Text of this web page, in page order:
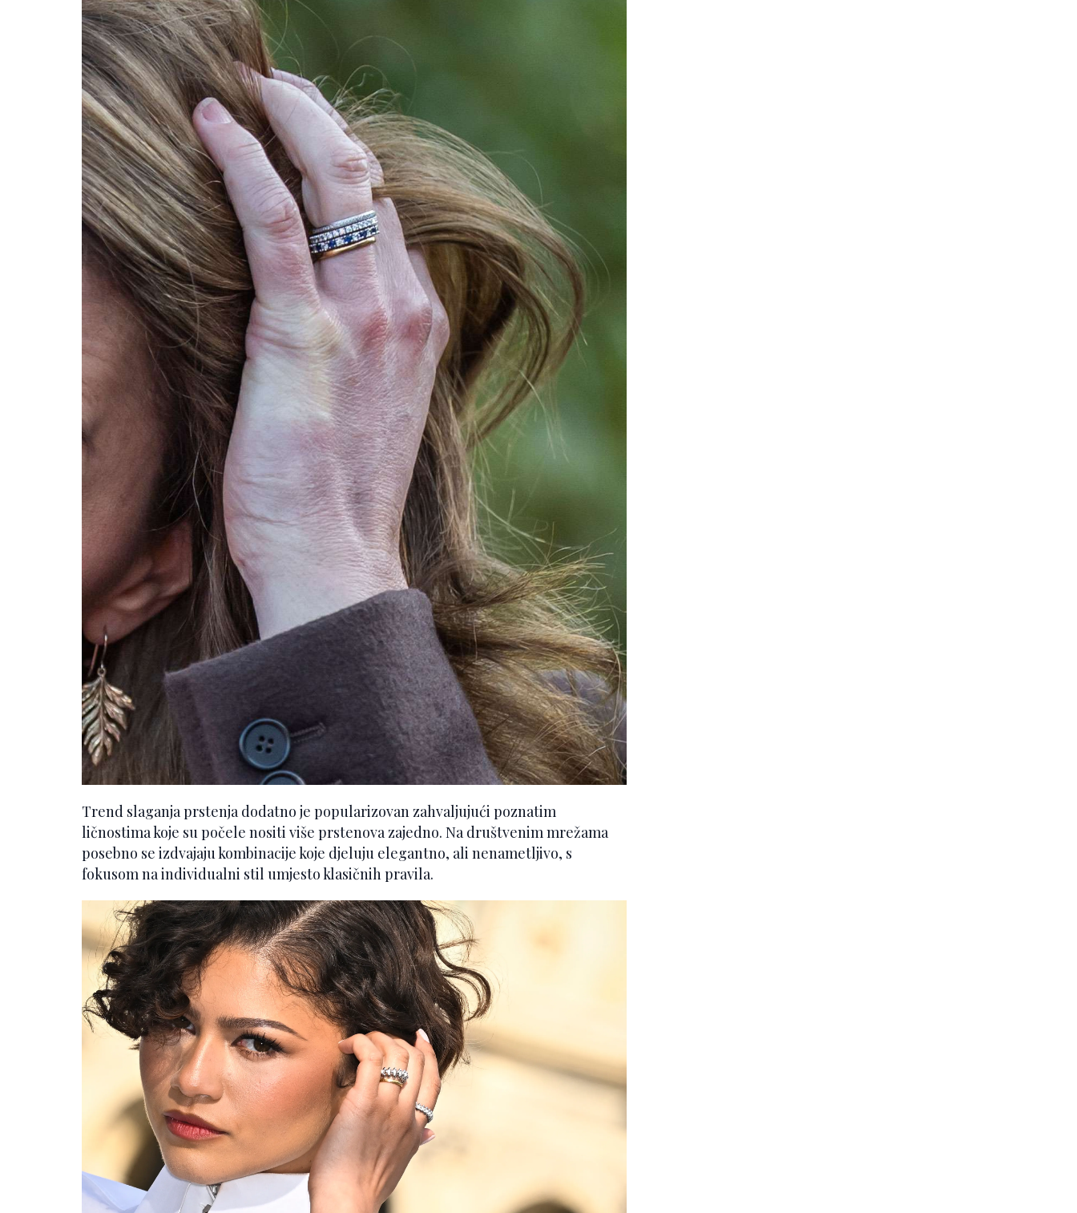
Trend slaganja prstenja dodatno je popularizovan zahvaljujući poznatim
ličnostima koje su počele nositi više prstenova zajedno. Na društvenim mrežama
posebno se izdvajaju kombinacije koje djeluju elegantno, ali nenametljivo, s
fokusom na individualni stil umjesto klasičnih pravila.